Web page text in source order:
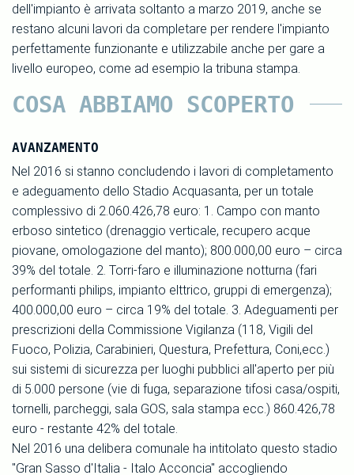
dell'impianto è arrivata soltanto a marzo 2019, anche se
restano alcuni lavori da completare per rendere l'impianto
perfettamente funzionante e utilizzabile anche per gare a
livello europeo, come ad esempio la tribuna stampa.
COSA ABBIAMO SCOPERTO
AVANZAMENTO
Nel 2016 si stanno concludendo i lavori di completamento
e adeguamento dello Stadio Acquasanta, per un totale
complessivo di 2.060.426,78 euro: 1. Campo con manto
erboso sintetico (drenaggio verticale, recupero acque
piovane, omologazione del manto); 800.000,00 euro – circa
39% del totale. 2. Torri-faro e illuminazione notturna (fari
performanti philips, impianto elttrico, gruppi di emergenza);
400.000,00 euro – circa 19% del totale. 3. Adeguamenti per
prescrizioni della Commissione Vigilanza (118, Vigili del
Fuoco, Polizia, Carabinieri, Questura, Prefettura, Coni,ecc.)
sui sistemi di sicurezza per luoghi pubblici all'aperto per più
di 5.000 persone (vie di fuga, separazione tifosi casa/ospiti,
tornelli, parcheggi, sala GOS, sala stampa ecc.) 860.426,78
euro - restante 42% del totale.
Nel 2016 una delibera comunale ha intitolato questo stadio
"Gran Sasso d'Italia - Italo Acconcia" accogliendo